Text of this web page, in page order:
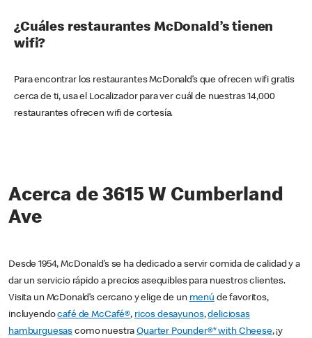
¿Cuáles restaurantes McDonald’s tienen
wifi?
Para encontrar los restaurantes McDonald’s que ofrecen wifi gratis
cerca de ti, usa el Localizador para ver cuál de nuestras 14,000
restaurantes ofrecen wifi de cortesía.
Acerca de 3615 W Cumberland
Ave
Desde 1954, McDonald’s se ha dedicado a servir comida de calidad y a
dar un servicio rápido a precios asequibles para nuestros clientes.
Visita un McDonald’s cercano y elige de un menú de favoritos,
incluyendocafé de McCafé®, ricos desayunos,deliciosas
hamburguesas como nuestraQuarter Pounder®* with Cheese, ¡y